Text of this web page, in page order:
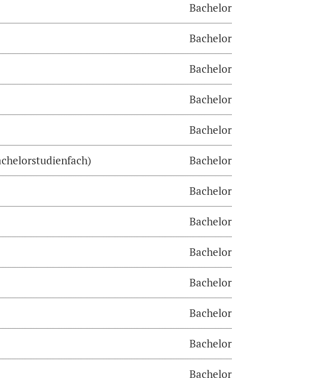
Bachelor
Bachelor
Bachelor
Bachelor
Bachelor
Bachelor
Bachelor
Bachelor
Bachelor
Bachelor
Bachelor
Bachelor
Bachelor